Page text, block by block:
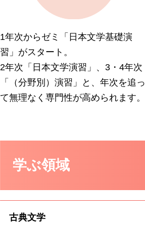
1年次からゼミ「日本文学基礎演
習」がスタート。
2年次「日本文学演習」、3・4年次
「（分野別）演習」と、年次を追っ
て無理なく専門性が高められます。
学ぶ領域
古典文学